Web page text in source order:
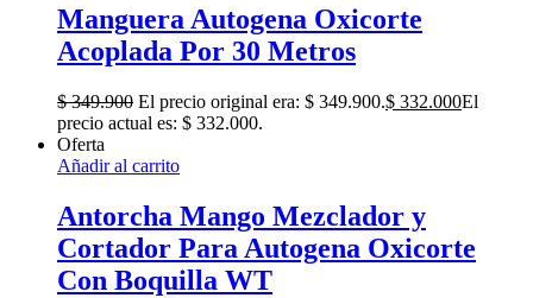
Manguera Autogena Oxicorte
Acoplada Por 30 Metros
$349.900 El precio original era: $ 349.900.$ 332.000El
precio actual es: $ 332.000.
Oferta
Añadir al carrito
Antorcha Mango Mezclador y
Cortador Para Autogena Oxicorte
Con Boquilla WT